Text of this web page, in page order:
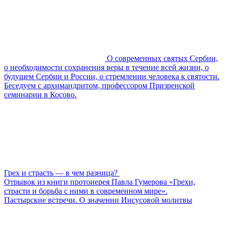
О современных святых Сербии,
о необходимости сохранения веры в течение всей жизни, о
будущем Сербии и России, о стремлении человека к святости.
Беседуем с архимандритом, профессором Призренской
семинарии в Косово.
Грех и страсть — в чем разница?
Отрывок из книги протоиерея Павла Гумерова «Грехи,
страсти и борьба с ними в современном мире».
Пастырские встречи. О значении Иисусовой молитвы